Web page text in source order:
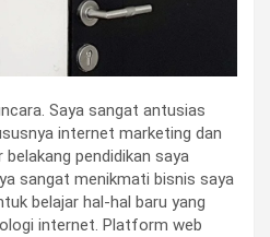
Saya sangat antusias
internet marketing dan
pendidikan saya
sangat menikmati bisnis saya
belajar hal-hal baru yang
internet. Platform web